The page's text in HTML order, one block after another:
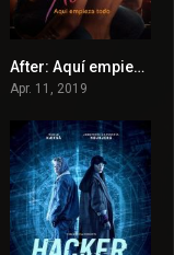
5.3
After: Aquí empieza todo
Apr. 11, 2019